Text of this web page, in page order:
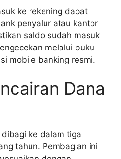
ke rekening dapat
penyalur atau kantor
saldo sudah masuk
melalui buku
mobile banking resmi.
Dana
dibagi ke dalam tiga
tahun. Pembagian ini